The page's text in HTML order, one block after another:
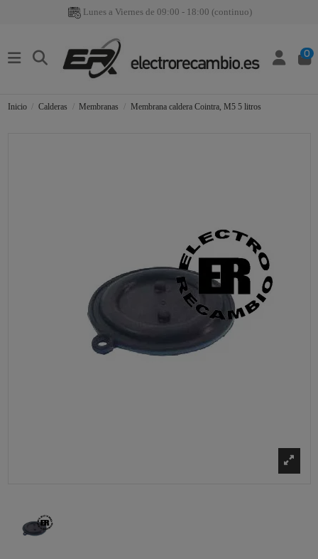
Lunes a Viernes de 09:00 - 18:00 (continuo)
0
Inicio Calderas Membranas Membrana caldera Cointra, M5 5 litros